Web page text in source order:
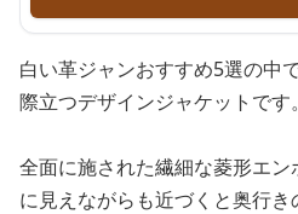
白い革ジャンおすすめ5選の中
際立つデザインジャケットです。
全面に施された繊細な菱形エ
に見えながらも近づくと奥行き